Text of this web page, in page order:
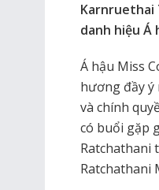
Karnruethai
danh hiệu Á
Á hậu Miss
hương đầy
và chính
có buổi gặp
Ratchathani
Ratchathani